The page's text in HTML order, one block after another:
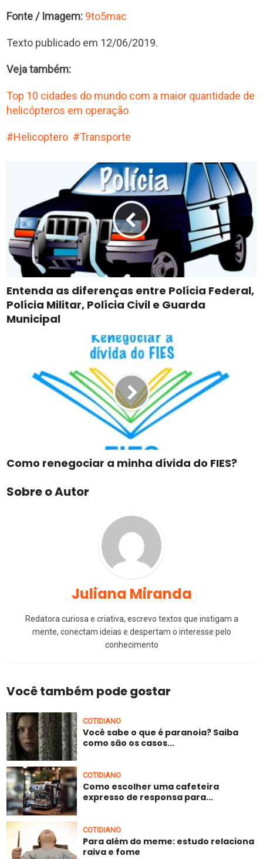
Fonte / Imagem: 9to5mac
Texto publicado em 12/06/2019.
Veja também:
Top 10 cidades do mundo com a maior quantidade de
helicópteros em operação
Helicoptero Transporte
Entenda as diferenças entre Polícia Federal,
Polícia Militar, Polícia Civil e Guarda
Municipal
Como renegociar a minha dívida do FIES?
Sobre o Autor
Juliana Miranda
Redatora curiosa e criativa, escrevo textos que instigam a
mente, conectam ideias e despertam o interesse pelo
conhecimento
Você também pode gostar
COTIDIANO
Você sabe o que é paranoia? Saiba
como são os casos...
COTIDIANO
Como escolher uma cafeteira
expresso de responsa para...
COTIDIANO
Para além do meme: estudo relaciona
raiva e fome